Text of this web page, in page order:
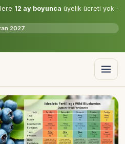
12 ay boyunca üyelik ücreti yok ·
2027